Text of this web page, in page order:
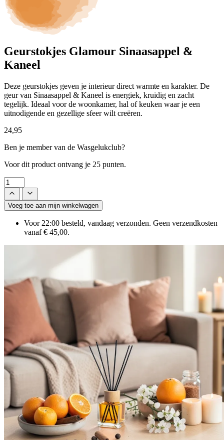
Geurstokjes Glamour Sinaasappel &
Kaneel
Deze geurstokjes geven je interieur direct warmte en karakter. De
geur van Sinaasappel & Kaneel is energiek, kruidig en zacht
tegelijk. Ideaal voor de woonkamer, hal of keuken waar je een
uitnodigende en gezellige sfeer wilt creëren.
24,95
Ben je member van de Wasgelukclub?
Voor dit product ontvang je 25 punten.
Voeg toe aan mijn winkelwagen
Voor 22:00 besteld, vandaag verzonden. Geen verzendkosten
vanaf € 45,00.